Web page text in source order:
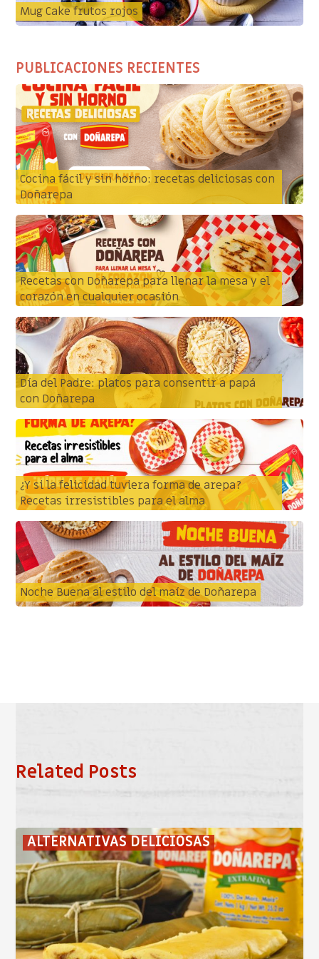
Mug Cake frutos rojos
PUBLICACIONES RECIENTES
Cocina fácil y sin horno: recetas deliciosas con
Doñarepa
Recetas con Doñarepa para llenar la mesa y el
corazón en cualquier ocasión
Día del Padre: platos para consentir a papá
con Doñarepa
¿Y si la felicidad tuviera forma de arepa?
Recetas irresistibles para el alma
Noche Buena al estilo del maíz de Doñarepa
Related Posts
ALTERNATIVAS DELICIOSAS
Tamal
Mudo